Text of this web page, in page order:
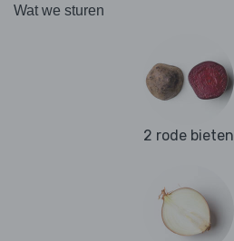
Wat we sturen
2 rode bieten